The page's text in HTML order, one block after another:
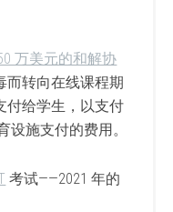
万美元的和解协
而转向在线课程期
付给学生，以支付
设施支付的费用。
考试——2021 年的